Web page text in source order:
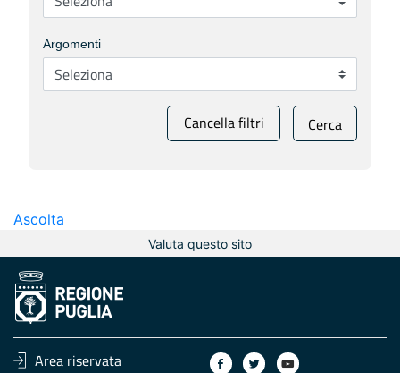
Argomenti
Cancella filtri Cerca
Ascolta
Valuta questo sito
Area riservata